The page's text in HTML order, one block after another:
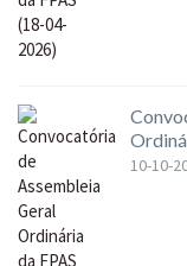
10-10-